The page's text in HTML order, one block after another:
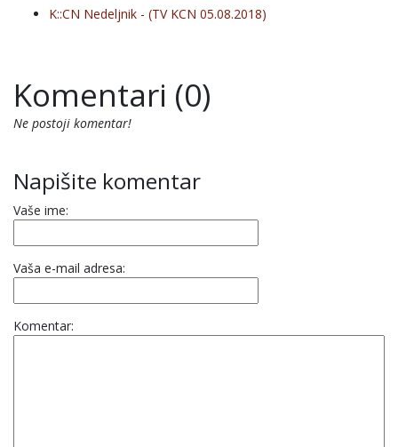
K::CN Nedeljnik - (TV KCN 05.08.2018)
Komentari (0)
Ne postoji komentar!
Napišite komentar
Vaše ime:
Vaša e-mail adresa:
Komentar: